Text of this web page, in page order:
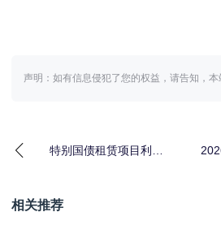
声明：如有信息侵犯了您的权益，请告知，本
特别国债租赁项目利好
相关推荐